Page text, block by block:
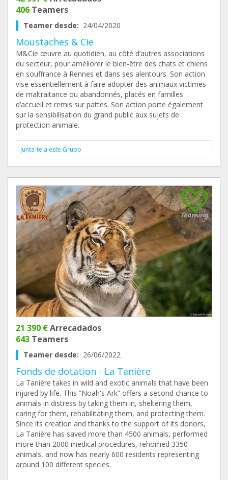
406 Teamers
Teamer desde: 24/04/2020
Moustaches & Cie
M&Cie œuvre au quotidien, au côté d’autres associations
du secteur, pour améliorer le bien-être des chats et chiens
en souffrance à Rennes et dans ses alentours. Son action
vise essentiellement à faire adopter des animaux victimes
de maltraitance ou abandonnés, placés en familles
d’accueil et remis sur pattes. Son action porte également
sur la sensibilisation du grand public aux sujets de
protection animale.
Junta-te a este Grupo
21 390 €Arrecadados
643 Teamers
Teamer desde: 26/06/2022
Fonds de dotation - La Tanière
La Tanière takes in wild and exotic animals that have been
injured by life. This “Noah's Ark” offers a second chance to
animals in distress by taking them in, sheltering them,
caring for them, rehabilitating them, and protecting them.
Since its creation and thanks to the support of its donors,
La Tanière has saved more than 4500 animals, performed
more than 2000 medical procedures, rehomed 3350
animals, and now has nearly 600 residents representing
around 100 different species.